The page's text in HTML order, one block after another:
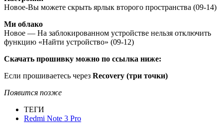
Новое-Вы можете скрыть ярлык второго пространства (09-14)
Ми облако
Новое — На заблокированном устройстве нельзя отключить
функцию «Найти устройство» (09-12)
Скачать прошивку можно по ссылка ниже:
Если прошиваетесь через Recovery (три точки)
Появится позже
ТЕГИ
Redmi Note 3 Pro